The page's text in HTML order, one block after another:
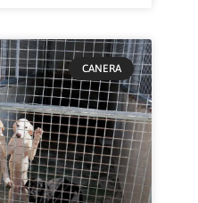
CANERA